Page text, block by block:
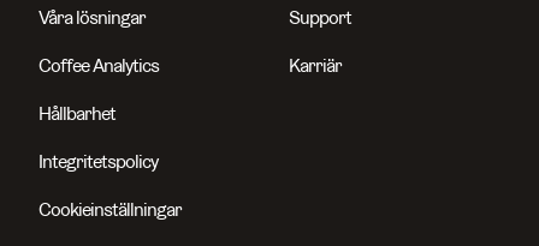
Våra lösningar
Coffee Analytics
Hållbarhet
Integritetspolicy
Cookieinställningar
Support
Karriär